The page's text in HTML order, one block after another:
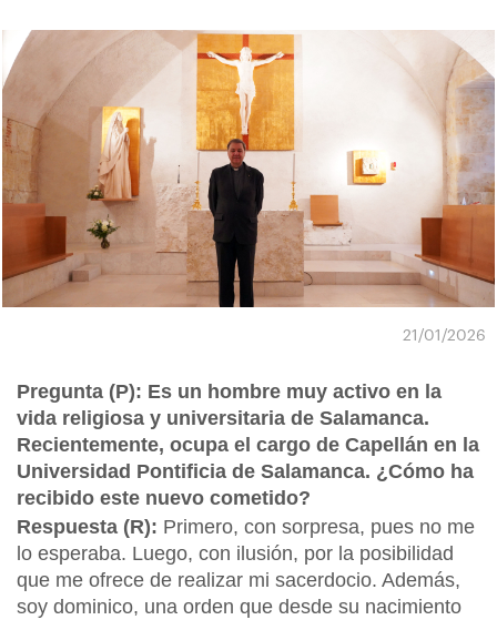
21/01/2026
Pregunta (P): Es un hombre muy activo en la
vida religiosa y universitaria de Salamanca.
Recientemente, ocupa el cargo de Capellán en la
Universidad Pontificia de Salamanca. ¿Cómo ha
recibido este nuevo cometido?
Respuesta (R): Primero, con sorpresa, pues no me
lo esperaba. Luego, con ilusión, por la posibilidad
que me ofrece de realizar mi sacerdocio. Además,
soy dominico, una orden que desde su nacimiento